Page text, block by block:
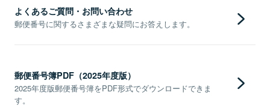
よくあるご質問・お問い合わせ
郵便番号に関するさまざまな疑問にお答えします。
郵便番号簿PDF（2025年度版）
2025年度版郵便番号簿をPDF形式でダウンロードできま
す。